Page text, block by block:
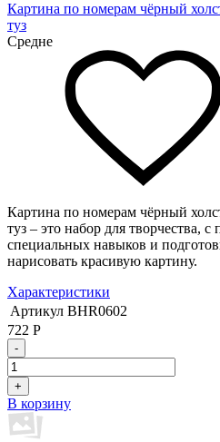
Картина по номерам чёрный
туз
Средне
Картина по номерам чёрный
туз – это набор для творчества,
специальных навыков и
нарисовать красивую картину.
Характеристики
Артикул BHR0602
722 Р
-
+
В корзину